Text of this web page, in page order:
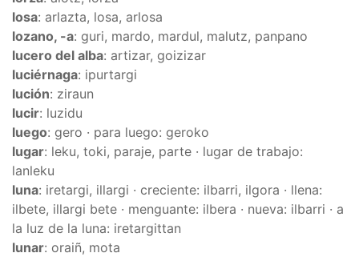
losa: arlazta, losa, arlosa
lozano, -a: guri, mardo, mardul, malutz, panpano
lucero del alba: artizar, goizizar
luciérnaga: ipurtargi
lución: ziraun
lucir: luzidu
luego: gero · para luego: geroko
lugar: leku, toki, paraje, parte · lugar de trabajo:
lanleku
luna: iretargi, illargi · creciente: ilbarri, ilgora · llena:
ilbete, illargi bete · menguante: ilbera · nueva: ilbarri · a
la luz de la luna: iretargittan
lunar: oraiñ, mota